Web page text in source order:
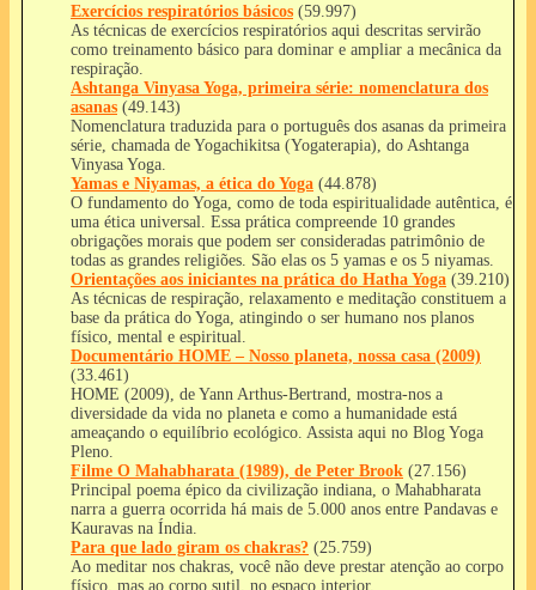
Exercícios respiratórios básicos (59.997)
As técnicas de exercícios respiratórios aqui descritas servirão
como treinamento básico para dominar e ampliar a mecânica da
respiração.
Ashtanga Vinyasa Yoga, primeira série: nomenclatura dos
asanas (49.143)
Nomenclatura traduzida para o português dos asanas da primeira
série, chamada de Yogachikitsa (Yogaterapia), do Ashtanga
Vinyasa Yoga.
Yamas e Niyamas, a ética do Yoga (44.878)
O fundamento do Yoga, como de toda espiritualidade autêntica, é
uma ética universal. Essa prática compreende 10 grandes
obrigações morais que podem ser consideradas patrimônio de
todas as grandes religiões. São elas os 5 yamas e os 5 niyamas.
Orientações aos iniciantes na prática do Hatha Yoga (39.210)
As técnicas de respiração, relaxamento e meditação constituem a
base da prática do Yoga, atingindo o ser humano nos planos
físico, mental e espiritual.
Documentário HOME – Nosso planeta, nossa casa (2009)
(33.461)
HOME (2009), de Yann Arthus-Bertrand, mostra-nos a
diversidade da vida no planeta e como a humanidade está
ameaçando o equilíbrio ecológico. Assista aqui no Blog Yoga
Pleno.
Filme O Mahabharata (1989), de Peter Brook (27.156)
Principal poema épico da civilização indiana, o Mahabharata
narra a guerra ocorrida há mais de 5.000 anos entre Pandavas e
Kauravas na Índia.
Para que lado giram os chakras? (25.759)
Ao meditar nos chakras, você não deve prestar atenção ao corpo
físico, mas ao corpo sutil, no espaço interior.